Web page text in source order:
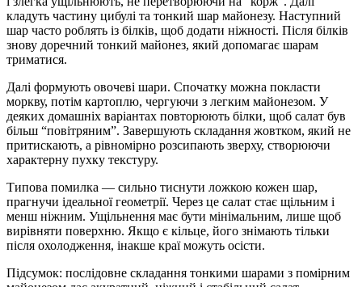
кладуть частину цибулі та тонкий шар майонезу. Наступний
шар часто роблять із білків, щоб додати ніжності. Після білків
знову доречний тонкий майонез, який допомагає шарам
триматися.
Далі формують овочеві шари. Спочатку можна покласти
моркву, потім картоплю, чергуючи з легким майонезом. У
деяких домашніх варіантах повторюють білки, щоб салат був
більш “повітряним”. Завершують складання жовтком, який не
притискають, а рівномірно розсипають зверху, створюючи
характерну пухку текстуру.
Типова помилка — сильно тиснути ложкою кожен шар,
прагнучи ідеальної геометрії. Через це салат стає щільним і
менш ніжним. Ущільнення має бути мінімальним, лише щоб
вирівняти поверхню. Якщо є кільце, його знімають тільки
після охолодження, інакше краї можуть осісти.
Підсумок: послідовне складання тонкими шарами з помірним